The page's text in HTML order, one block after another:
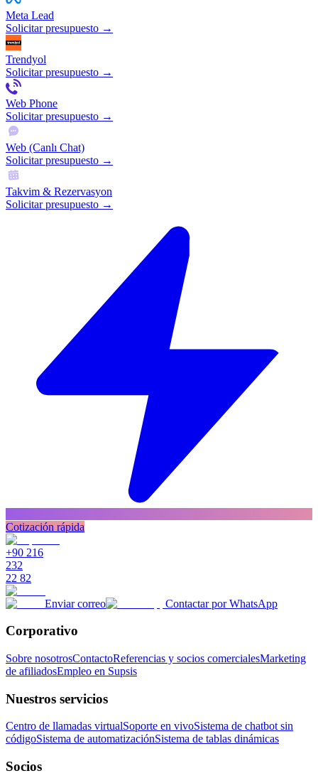
Meta Lead
Solicitar presupuesto →
Trendyol
Solicitar presupuesto →
Web Phone
Solicitar presupuesto →
Web (Canlı Chat)
Solicitar presupuesto →
Takvim & Rezervasyon
Solicitar presupuesto →
Cotización rápida
+90 216
232
22 82
Enviar correo Contactar por WhatsApp
Corporativo
Sobre nosotrosContactoReferencias y socios comercialesMarketing
de afiliadosEmpleo en Supsis
Nuestros servicios
Centro de llamadas virtualSoporte en vivoSistema de chatbot sin
códigoSistema de automatizaciónSistema de tablas dinámicas
Socios